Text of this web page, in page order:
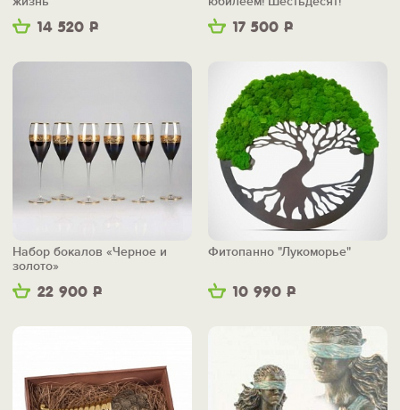
14 520 Р
17 500 Р
22 900 Р
Набор бокалов «Черное и
золото»
10 990 Р
Фитопанно "Лукоморье"